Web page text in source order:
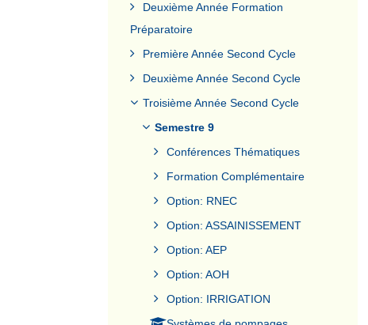
Deuxième Année Formation
Préparatoire
Première Année Second Cycle
Deuxième Année Second Cycle
Troisième Année Second Cycle
Semestre 9
Conférences Thématiques
Formation Complémentaire
Option: RNEC
Option: ASSAINISSEMENT
Option: AEP
Option: AOH
Option: IRRIGATION